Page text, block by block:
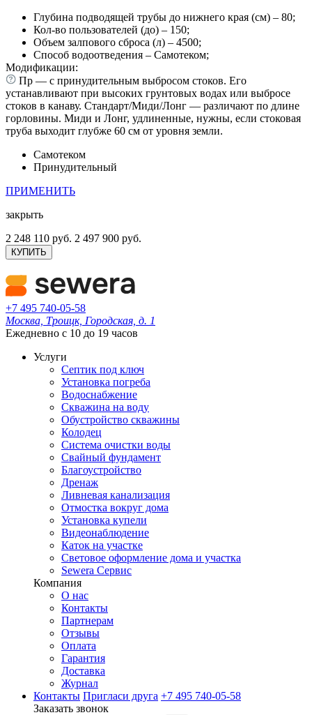
Глубина подводящей трубы до нижнего края (см) – 80;
Кол-во пользователей (до) – 150;
Объем залпового сброса (л) – 4500;
Способ водоотведения – Самотеком;
Модификации:
Пр — с принудительным выбросом стоков. Его
устанавливают при высоких грунтовых водах или выбросе
стоков в канаву. Стандарт/Миди/Лонг — различают по длине
горловины. Миди и Лонг, удлиненные, нужны, если стоковая
труба выходит глубже 60 см от уровня земли.
Самотеком
Принудительный
ПРИМЕНИТЬ
закрыть
2 248 110 руб. 2 497 900 руб.
КУПИТЬ
+7 495 740-05-58
Москва, Троицк, Городская, д. 1
Ежедневно с 10 до 19 часов
Услуги
Септик под ключ
Установка погреба
Водоснабжение
Скважина на воду
Обустройство скважины
Колодец
Система очистки воды
Свайный фундамент
Благоустройство
Дренаж
Ливневая канализация
Отмостка вокруг дома
Установка купели
Видеонаблюдение
Каток на участке
Световое оформление дома и участка
Sewera Сервис
Компания
О нас
Контакты
Партнерам
Отзывы
Оплата
Гарантия
Доставка
Журнал
Контакты Пригласи друга +7 495 740-05-58
Заказать звонок